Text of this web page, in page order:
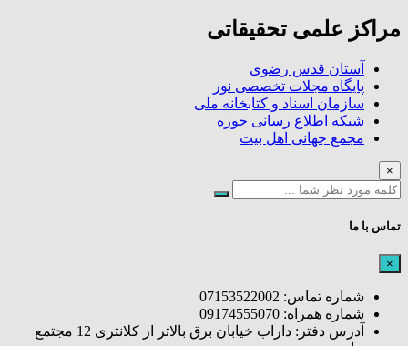
مراکز علمی تحقیقاتی
آستان قدس رضوی
پایگاه مجلات تخصصی نور
سازمان اسناد و کتابخانه ملی
شبکه اطلاع رسانی حوزه
مجمع جهانی اهل بیت
×
تماس با ما
×
شماره تماس: 07153522002
شماره همراه: 09174555070
آدرس دفتر: داراب خیابان برق بالاتر از کلانتری 12 مجتمع